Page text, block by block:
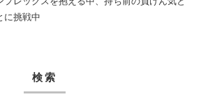
に挑戦中
検索